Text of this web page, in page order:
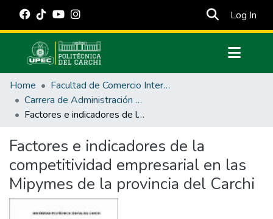
Log In
Communities & Collections
All of DSpace
Statistics
Estadísticas Externas
Manuales
Home
Facultad de Comercio Internacional, Integración, Administración y Economía Empresarial
Carrera de Administración de Empresas y Marketing
Factores e indicadores de la competitividad empresarial en las Mipymes de la provincia del Carchi
Factores e indicadores de la
competitividad empresarial en las
Mipymes de la provincia del Carchi